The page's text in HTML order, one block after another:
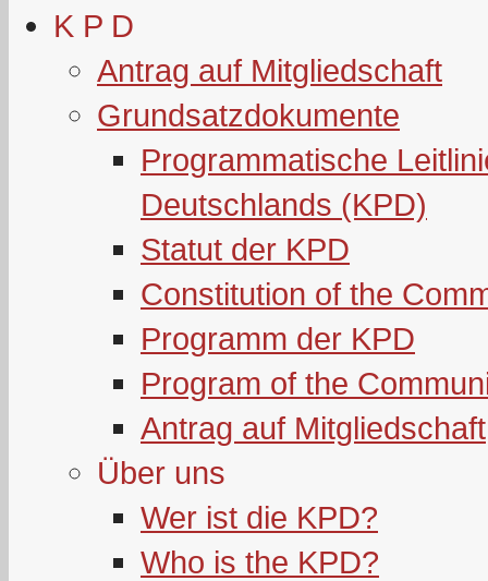
K P D
Antrag auf Mitgliedschaft
Grundsatzdokumente
Programmatische
Deutschlands (KPD)
Statut der KPD
Constitution of the
Programm der KPD
Program of the
Antrag auf Mitgliedschaft
Über uns
Wer ist die KPD?
Who is the KPD?